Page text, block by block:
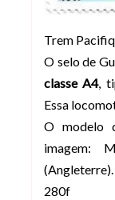
Trem
O selo de
classe A4,
Essa
O modelo
imagem:
(Angleterre).
280f